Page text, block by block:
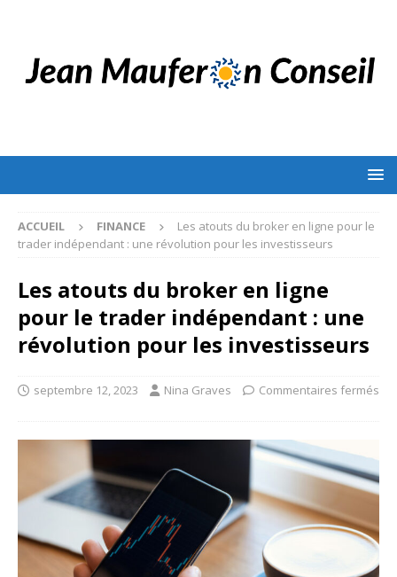
ACCUEIL FINANCE
Les atouts du broker en ligne pour le
trader indépendant : une révolution pour les investisseurs
Les atouts du broker en ligne
pour le trader indépendant : une
révolution pour les investisseurs
septembre 12, 2023 Nina Graves Commentaires fermés